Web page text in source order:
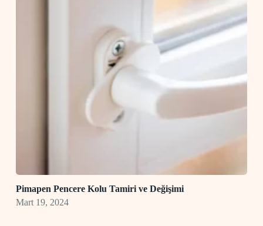
Pimapen Pencere Kolu Tamiri ve Değişimi
Mart 19, 2024